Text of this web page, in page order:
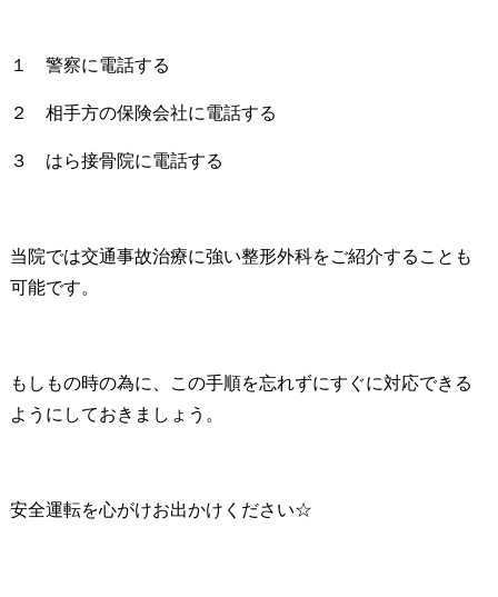
１ 警察に電話する
２ 相手方の保険会社に電話する
３ はら接骨院に電話する
当院では交通事故治療に強い整形外科をご紹介することも
可能です。
もしもの時の為に、この手順を忘れずにすぐに対応できる
ようにしておきましょう。
安全運転を心がけお出かけください☆